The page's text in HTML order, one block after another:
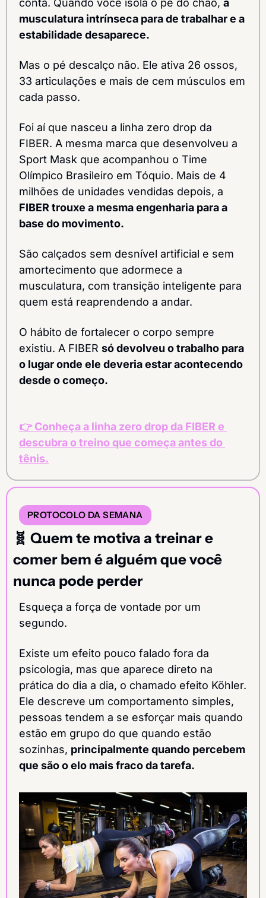
conta. Quando você isola o pé do chão, a
musculatura intrínseca para de trabalhar e a
estabilidade desaparece.
Mas o pé descalço não. Ele ativa 26 ossos,
33 articulações e mais de cem músculos em
cada passo.
Foi aí que nasceu a linha zero drop da
FIBER. A mesma marca que desenvolveu a
Sport Mask que acompanhou o Time
Olímpico Brasileiro em Tóquio. Mais de 4
FIBER trouxe a mesma engenharia para a
base do movimento.
São calçados sem desnível artificial e sem
amortecimento que adormece a
musculatura, com transição inteligente para
quem está reaprendendo a andar.
O hábito de fortalecer o corpo sempre
existiu. A FIBER só devolveu o trabalho para
o lugar onde ele deveria estar acontecendo
desde o começo.
👉 Conheça a linha zero drop da FIBER e
descubra o treino que começa antes do
tênis.
PROTOCOLO DA SEMANA
🧬 Quem te motiva a treinar e
comer bem é alguém que você
nunca pode perder
Esqueça a força de vontade por um
segundo.
Existe um efeito pouco falado fora da
psicologia, mas que aparece direto na
prática do dia a dia, o chamado efeito Köhler.
Ele descreve um comportamento simples,
pessoas tendem a se esforçar mais quando
estão em grupo do que quando estão
sozinhas, principalmente quando percebem
que são o elo mais fraco da tarefa.